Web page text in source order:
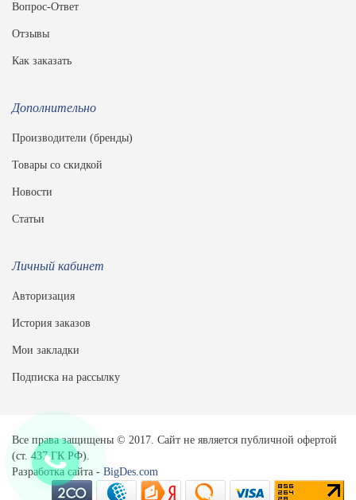
Вопрос-Ответ
Отзывы
Как заказать
Дополнительно
Производители (бренды)
Товары со скидкой
Новости
Статьи
Личный кабинет
Авторизация
История заказов
Мои закладки
Подписка на рассылку
Все права защищены © 2017. Сайт не является публичной офертой
(ст. 437 ГК РФ).
Разработка сайта - BigDes.com